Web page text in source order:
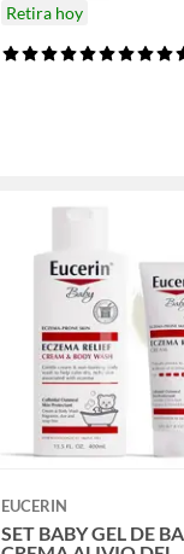
Retira hoy
EUCERIN
SET BABY GEL DE